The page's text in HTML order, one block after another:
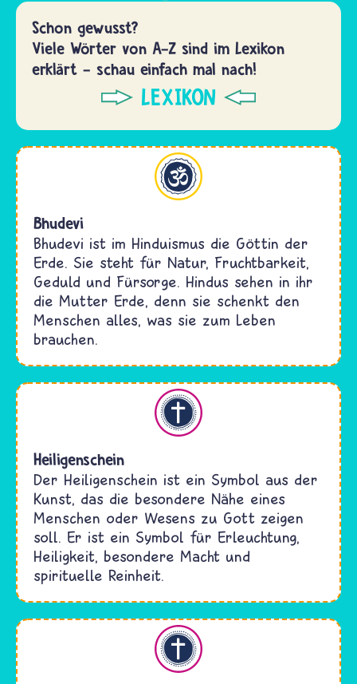
Schon gewusst?
Viele Wörter von A-Z sind im Lexikon
erklärt - schau einfach mal nach!
LEXIKON
Bhudevi
Bhudevi ist im Hinduismus die Göttin der
Erde. Sie steht für Natur, Fruchtbarkeit,
Geduld und Fürsorge. Hindus sehen in ihr
die Mutter Erde, denn sie schenkt den
Menschen alles, was sie zum Leben
brauchen.
Heiligenschein
Der Heiligenschein ist ein Symbol aus der
Kunst, das die besondere Nähe eines
Menschen oder Wesens zu Gott zeigen
soll. Er ist ein Symbol für Erleuchtung,
Heiligkeit, besondere Macht und
spirituelle Reinheit.